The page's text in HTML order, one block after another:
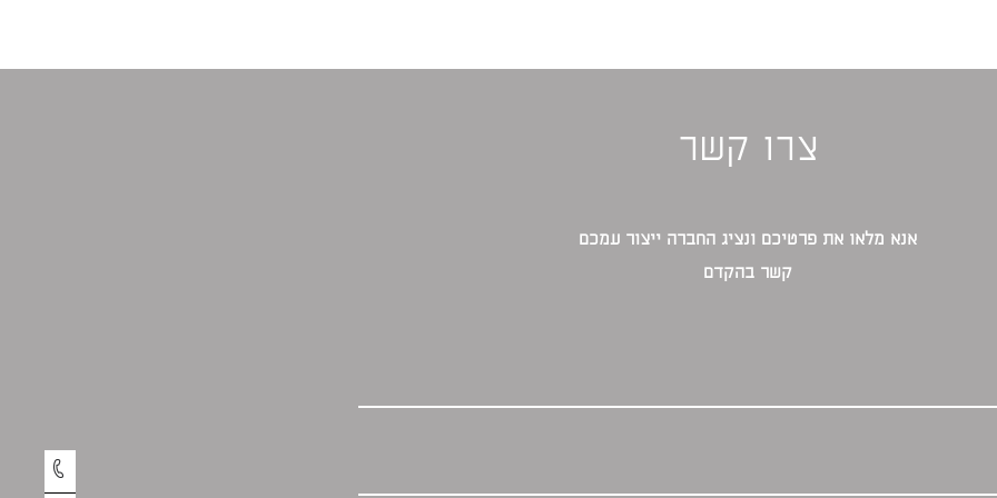
צרו קשר
אנא מלאו את פרטיכם ונציג החברה ייצור עמכם
קשר בהקדם‎